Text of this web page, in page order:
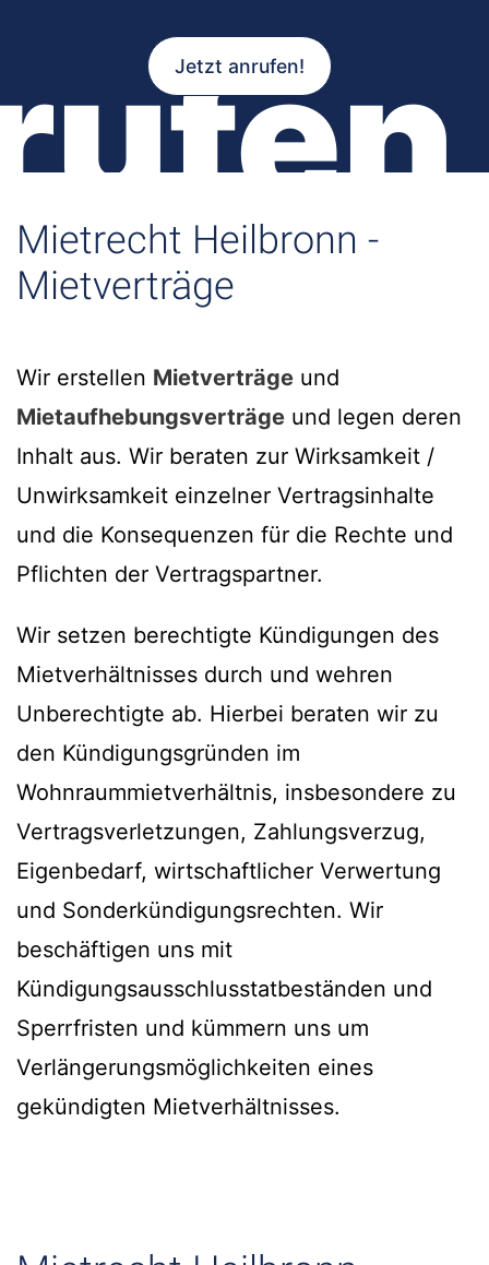
Jetzt anrufen!
Mietrecht Heilbronn -
Mietverträge
Wir erstellen Mietverträge und
Mietaufhebungsverträge und legen deren
Inhalt aus. Wir beraten zur Wirksamkeit /
Unwirksamkeit einzelner Vertragsinhalte
und die Konsequenzen für die Rechte und
Pflichten der Vertragspartner.
Wir setzen berechtigte Kündigungen des
Mietverhältnisses durch und wehren
Unberechtigte ab. Hierbei beraten wir zu
den Kündigungsgründen im
Wohnraummietverhältnis, insbesondere zu
Vertragsverletzungen, Zahlungsverzug,
Eigenbedarf, wirtschaftlicher Verwertung
und Sonderkündigungsrechten. Wir
beschäftigen uns mit
Kündigungsausschlusstatbeständen und
Sperrfristen und kümmern uns um
Verlängerungsmöglichkeiten eines
gekündigten Mietverhältnisses.